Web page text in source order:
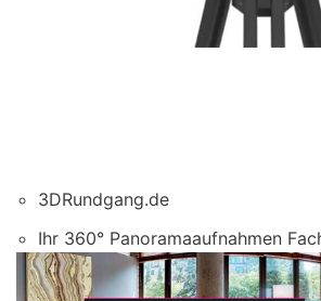
3DRundgang.de
Ihr 360° Panoramaaufnahmen